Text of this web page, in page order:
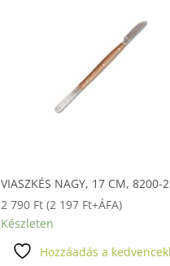
VIASZKÉS NAGY, 17 CM, 8200-2
2 790 Ft (2 197 Ft+ÁFA)
Készleten
Hozzáadás a